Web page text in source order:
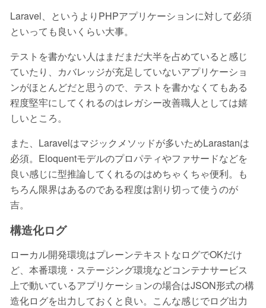
Laravel、というよりPHPアプリケーションに対して必須
といっても良いくらい大事。
テストを書かない人はまだまだ大半を占めていると感じ
ていたり、カバレッジが充足していないアプリケーショ
ンがほとんどだと思うので、テストを書かなくてもある
程度堅牢にしてくれるのはレガシー改善職人としては嬉
しいところ。
また、Laravelはマジックメソッドが多いためLarastanは
必須。Eloquentモデルのプロパティやファサードなどを
良い感じに型推論してくれるのはめちゃくちゃ便利。も
ちろん限界はあるのである程度は割り切って使うのが
吉。
構造化ログ
ローカル開発環境はプレーンテキストなログでOKだけ
ど、本番環境・ステージング環境などコンテナサービス
上で動いているアプリケーションの場合はJSON形式の構
造化ログを出力しておくと良い。こんな感じでログ出力